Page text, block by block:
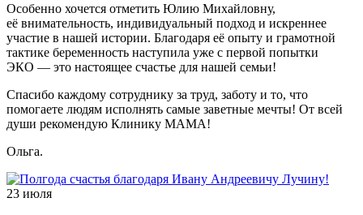
Особенно хочется отметить Юлию Михайловну,
её внимательность, индивидуальный подход и искреннее
участие в нашей истории. Благодаря её опыту и грамотной
тактике беременность наступила уже с первой попытки
ЭКО — это настоящее счастье для нашей семьи!
Спасибо каждому сотруднику за труд, заботу и то, что
помогаете людям исполнять самые заветные мечты! От всей
души рекомендую Клинику МАМА!
Ольга.
23 июля